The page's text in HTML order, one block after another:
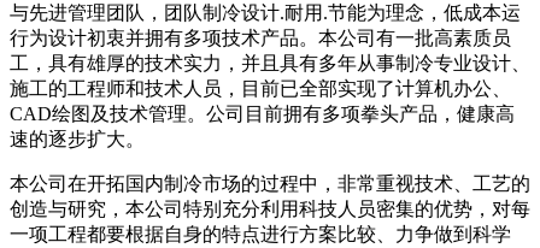
与先进管理团队，团队制冷设计.耐用.节能为理念，低成本运
行为设计初衷并拥有多项技术产品。本公司有一批高素质员
工，具有雄厚的技术实力，并且具有多年从事制冷专业设计、
施工的工程师和技术人员，目前已全部实现了计算机办公、
CAD绘图及技术管理。公司目前拥有多项拳头产品，健康高
速的逐步扩大。
本公司在开拓国内制冷市场的过程中，非常重视技术、工艺的
创造与研究，本公司特别充分利用科技人员密集的优势，对每
一项工程都要根据自身的特点进行方案比较、力争做到科学